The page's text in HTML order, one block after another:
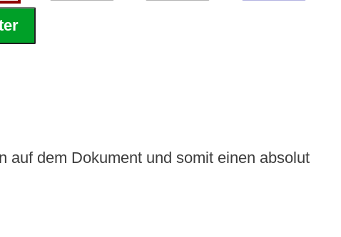
auf dem Dokument und somit einen absolut